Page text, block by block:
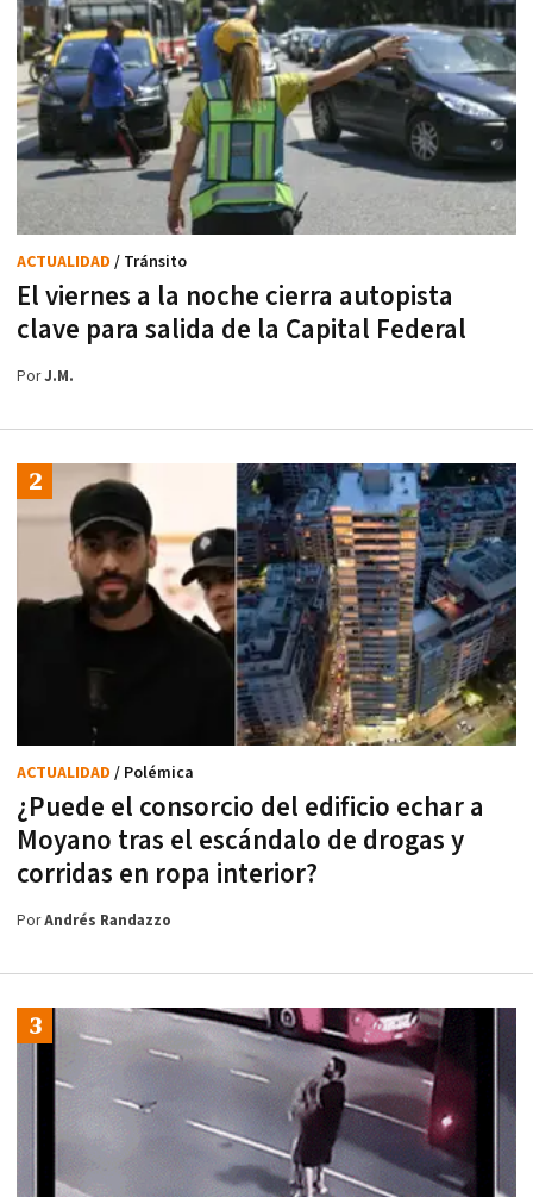
El viernes a la noche cierra autopista
clave para salida de la Capital Federal
ACTUALIDAD / Tránsito
PorJ.M.
¿Puede el consorcio del edificio echar a
Moyano tras el escándalo de drogas y
corridas en ropa interior?
ACTUALIDAD / Polémica
PorAndrés Randazzo